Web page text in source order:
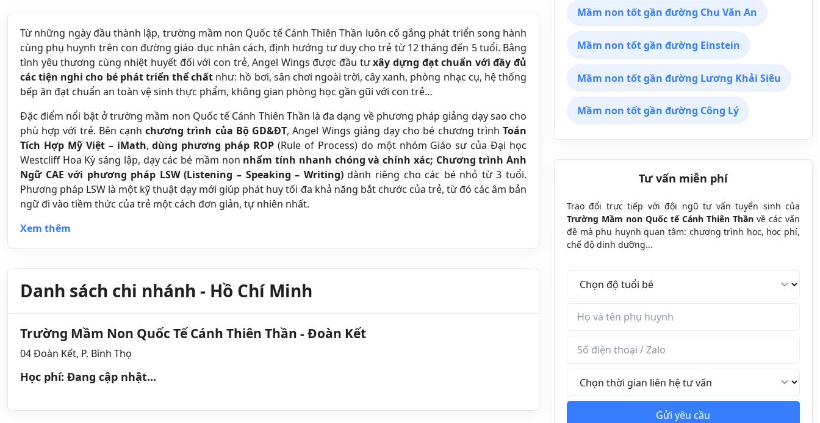
Từ những ngày đầu thành lập, trường mầm non Quốc tế Cánh Thiên Thần luôn cố gắng phát triển song hành
cùng phụ huynh trên con đường giáo dục nhân cách, định hướng tư duy cho trẻ từ 12 tháng đến 5 tuổi. Bằng
tình yêu thương cùng nhiệt huyết đối với con trẻ, Angel Wings được đầu tưxây dựng đạt chuẩn vớiđầy đủ
các tiện nghi cho bé phát triển thể chất như: hồ bơi, sân chơi ngoài trời, cây xanh, phòng nhạc cụ, hệ thống
bếp ăn đạt chuẩn an toàn vệ sinh thực phẩm, không gian phòng học gần gũi với con trẻ…
Đặc điểm nổi bật ở trường mầm non Quốc tế Cánh Thiên Thần là đa dạng về phương pháp giảng dạy sao cho
phù hợp với trẻ. Bên cạnhchương trình của Bộ GD&ĐT, Angel Wings giảng dạy cho bé chương trìnhToán
Tích Hợp Mỹ Việt – iMath,dùng phương pháp ROP (Rule of Process) do một nhóm Giáo sư của Đại học
Westcliff Hoa Kỳ sáng lập, dạy các bé mầm non nhẩm tính nhanh chóng và chính xác; Chương trình Anh
Ngữ CAE với phương pháp LSW (Listening – Speaking – Writing)dành riêng cho các bé nhỏ từ 3 tuổi.
Phương pháp LSW là một kỹ thuật dạy mới giúp phát huy tối đa khả năng bắt chước của trẻ, từ đó các âm bản
ngữ đi vào tiềm thức của trẻ một cách đơn giản, tự nhiên nhất.
Xem thêm
Danh sách chi nhánh - Hồ Chí Minh
Trường Mầm Non Quốc Tế Cánh Thiên Thần - Đoàn Kết
04 Đoàn Kết, P. Bình Thọ
Học phí: Đang cập nhật...
Mầm non tốt gần đường Chu Văn An
Mầm non tốt gần đường Einstein
Mầm non tốt gần đường Lương Khải Siêu
Mầm non tốt gần đường Công Lý
Tư vấn miễn phí
Trao đổi trực tiếp với đội ngũ tư vấn tuyển sinh của
Trường Mầm non Quốc tế Cánh Thiên Thần về các vấn
đề mà phụ huynh quan tâm: chương trình học, học phí,
chế độ dinh dưỡng...
Gửi yêu cầu